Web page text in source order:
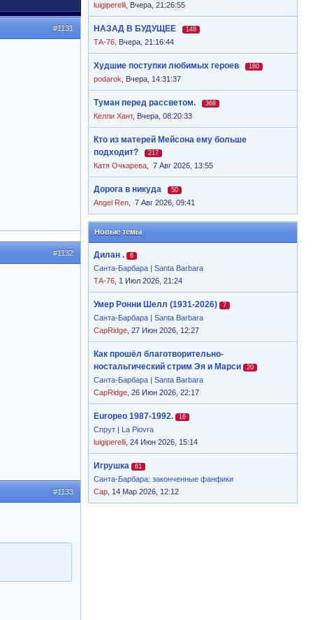
luigiperelli Вчера, 21:26:55
НАЗАД В БУДУЩЕЕ 148
ТА-76 Вчера, 21:16:44
Худшие поступки любимых героев 180
podarok Вчера, 14:31:37
Туман перед рассветом. 368
Келли Хант, Вчера, 08:20:33
Кто из матерей Мейсона ему больше
подходит?
217
Катя Очкарева 7 Авг 2026, 13:55
Дорога в никуда 50
Angel Ren 7 Авг 2026, 09:41
Новые темы
Дилан . 6
Санта-Барбара | Santa Barbara
ТА-76 , 1 Июл 2026, 21:24
Умер Ронни Шелл (1931-2026) 7
Санта-Барбара | Santa Barbara
CapRidge , 27 Июн 2026, 12:27
Как прошёл благотворительно-
ностальгический стрим Эя и Марси
20
Санта-Барбара | Santa Barbara
CapRidge , 26 Июн 2026, 22:17
Europeo 1987-1992. 16
Спрут | La Piovra
luigiperelli , 24 Июн 2026, 15:14
Игрушка 61
Санта-Барбара: законченные фанфики
Cap , 14 Мар 2026, 12:12
#1131
#1132
#1133